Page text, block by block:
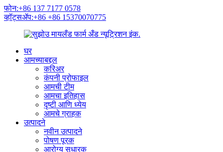
फोन:+86 137 7177 0578
व्हॉट्सॲप:+86 +86 15370070775
घर
आमच्याबद्दल
करिअर
कंपनी प्रोफाइल
आमची टीम
आमचा इतिहास
दृष्टी आणि ध्येय
आमचे ग्राहक
उत्पादने
नवीन उत्पादने
पोषण पूरक
आरोग्य सुधारक